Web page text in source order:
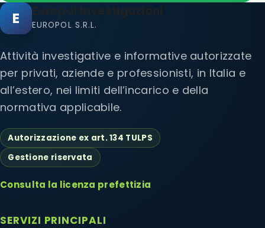
E Europol Investigazioni
EUROPOL S.R.L.
Attività investigative e informative autorizzate
per privati, aziende e professionisti, in Italia e
all’estero, nei limiti dell’incarico e della
normativa applicabile.
Autorizzazione ex art. 134 TULPS
Gestione riservata
Consulta la licenza prefettizia
SERVIZI PRINCIPALI